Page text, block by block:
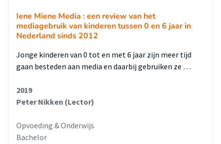
Iene Miene Media : een review van het
mediagebruik van kinderen tussen 0 en 6 jaar in
Nederland sinds 2012
Jonge kinderen van 0 tot en met 6 jaar zijn meer tijd
gaan besteden aan media en daarbij gebruiken ze …
2019
Peter Nikken (Lector)
Opvoeding & Onderwijs
Bachelor